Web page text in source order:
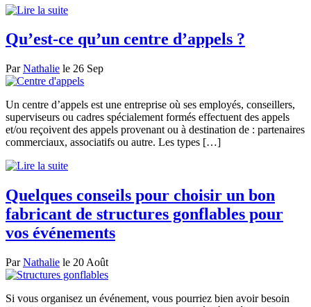
Qu’est-ce qu’un centre d’appels ?
ParNathalie le 26 Sep
Un centre d’appels est une entreprise où ses employés, conseillers,
superviseurs ou cadres spécialement formés effectuent des appels
et/ou reçoivent des appels provenant ou à destination de : partenaires
commerciaux, associatifs ou autre. Les types […]
Quelques conseils pour choisir un bon
fabricant de structures gonflables pour
vos événements
ParNathalie le 20 Août
Si vous organisez un événement, vous pourriez bien avoir besoin